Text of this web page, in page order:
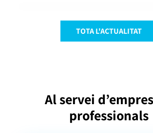
TOTA L'ACTUALITAT
Al servei
professionals